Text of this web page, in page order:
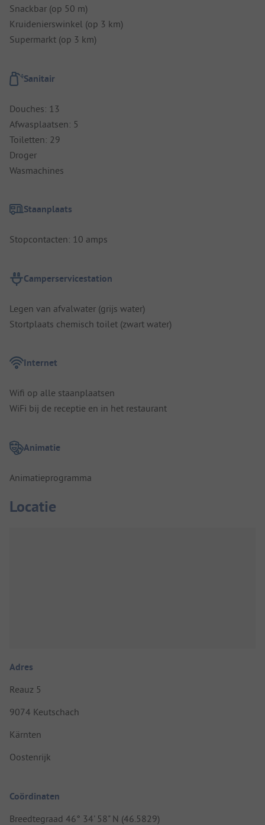
Snackbar (op 50 m)
Kruidenierswinkel (op 3 km)
Supermarkt (op 3 km)
Sanitair
Douches: 13
Afwasplaatsen: 5
Toiletten: 29
Droger
Wasmachines
Staanplaats
Stopcontacten: 10 amps
Camperservicestation
Legen van afvalwater (grijs water)
Stortplaats chemisch toilet (zwart water)
Internet
Wifi op alle staanplaatsen
WiFi bij de receptie en in het restaurant
Animatie
Animatieprogramma
Locatie
Adres
Reauz 5
9074 Keutschach
Kärnten
Oostenrijk
Coördinaten
Breedtegraad 46° 34' 58" N (46.5829)